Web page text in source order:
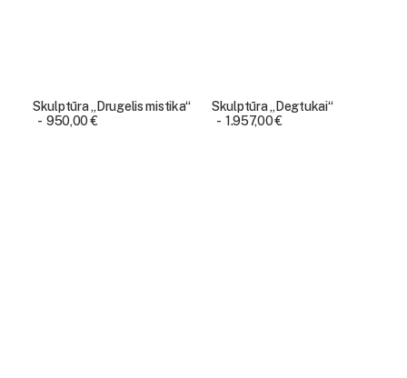
Skulptūra „Drugelis mistika“
950,00€
Skulptūra „Degtukai“
1.957,00€